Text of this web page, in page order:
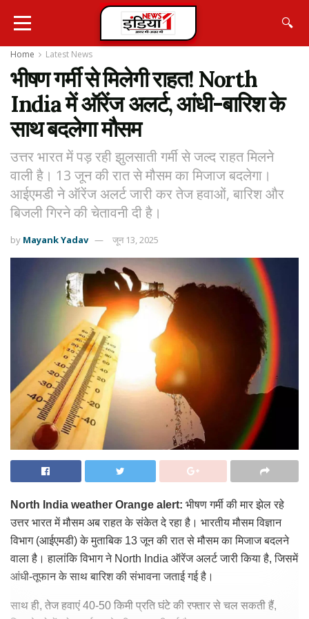
🔍
Home Latest News
भीषण गर्मी से मिलेगी राहत! North
India में ऑरेंज अलर्ट, आंधी-बारिश के
साथ बदलेगा मौसम
उत्तर भारत में पड़ रही झुलसाती गर्मी से जल्द राहत मिलने
वाली है। 13 जून की रात से मौसम का मिजाज बदलेगा।
आईएमडी ने ऑरेंज अलर्ट जारी कर तेज हवाओं, बारिश और
बिजली गिरने की चेतावनी दी है।
by Mayank Yadav जून 13, 2025
North India weather Orange alert: भीषण गर्मी की मार झेल रहे
उत्तर भारत में मौसम अब राहत के संकेत दे रहा है। भारतीय मौसम विज्ञान
विभाग (आईएमडी) के मुताबिक 13 जून की रात से मौसम का मिजाज बदलने
वाला है। हालांकि विभाग ने North India ऑरेंज अलर्ट जारी किया है, जिसमें
आंधी-तूफान के साथ बारिश की संभावना जताई गई है।
साथ ही, तेज हवाएं 40-50 किमी प्रति घंटे की रफ्तार से चल सकती हैं,